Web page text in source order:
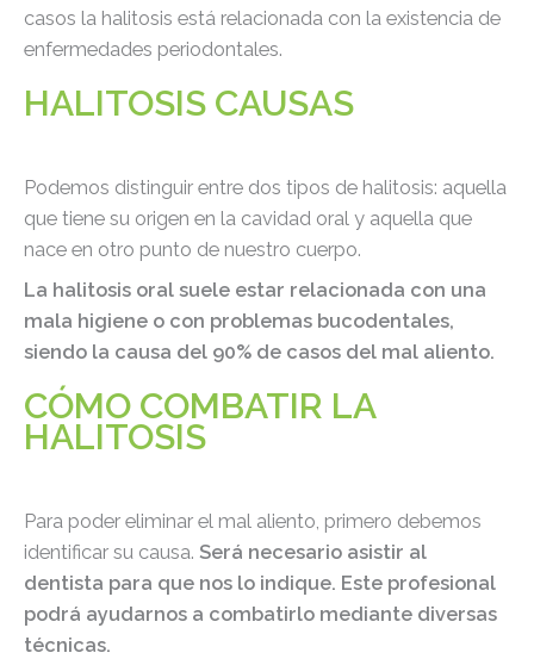
casos la halitosis está relacionada con la existencia de
enfermedades periodontales.
HALITOSIS CAUSAS
Podemos distinguir entre dos tipos de halitosis: aquella
que tiene su origen en la cavidad oral y aquella que
nace en otro punto de nuestro cuerpo.
La halitosis oral suele estar relacionada con una
mala higiene o con problemas bucodentales,
siendo la causa del 90% de casos del mal aliento.
CÓMO COMBATIR LA
HALITOSIS
Para poder eliminar el mal aliento, primero debemos
identificar su causa. Será necesario asistir al
dentista para que nos lo indique. Este profesional
podrá ayudarnos a combatirlo mediante diversas
técnicas.